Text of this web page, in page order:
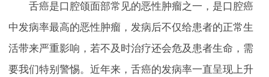
舌癌是口腔颌面部常见的恶性肿瘤之一，是口腔癌
中发病率最高的恶性肿瘤，发病后不仅给患者的正常生
活带来严重影响，若不及时治疗还会危及患者生命，需
要我们特别警惕。近年来，舌癌的发病率一直呈现上升